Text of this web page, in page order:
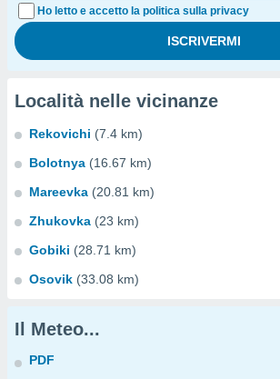
Ho letto e accetto la politica sulla privacy
Località nelle vicinanze
Rekovichi (7.4 km)
Bolotnya (16.67 km)
Mareevka (20.81 km)
Zhukovka (23 km)
Gobiki (28.71 km)
Osovik (33.08 km)
Il Meteo...
PDF